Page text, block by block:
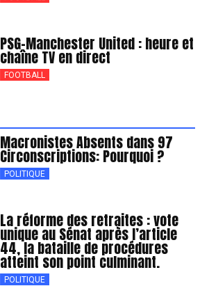
PSG-Manchester United : heure et
chaîne TV en direct
FOOTBALL
Macronistes Absents dans 97
Circonscriptions: Pourquoi ?
POLITIQUE
La réforme des retraites : vote
unique au Sénat après l’article
44, la bataille de procédures
atteint son point culminant.
POLITIQUE